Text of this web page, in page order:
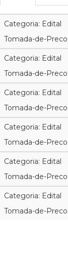
Categoria: Edital
Tomada-de-
Categoria: Edital
Tomada-de-
Categoria: Edital
Tomada-de-
Categoria: Edital
Tomada-de-
Categoria: Edital
Tomada-de-
Categoria: Edital
Tomada-de-